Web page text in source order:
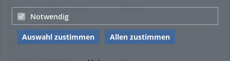
Notwendig
Auswahl zustimmen Allen zustimmen
Nutzungsbedingungen
Datenschutzerklärung
Imprint
Sitemap